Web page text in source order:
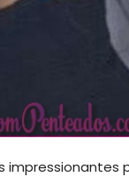
impressionantes